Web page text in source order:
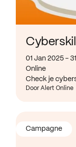
01 Jan 2025 -
Online
Check je
Door Alert Online
Campagne